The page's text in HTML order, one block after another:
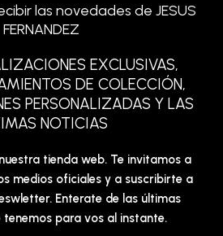
las novedades de JESUS
FERNANDEZ
EXCLUSIVAS,
DE COLECCIÓN,
PERSONALIZADAS Y LAS
NOTICIAS
tienda web. Te invitamos a
medios oficiales y a suscribirte a
Enterate de las últimas
tenemos para vos al instante.